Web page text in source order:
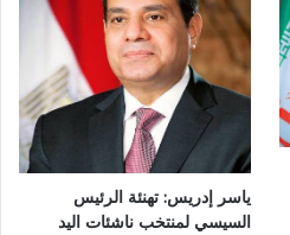
ياسر إدريس: تهنئة الرئيس
السيسي لمنتخب ناشئات اليد